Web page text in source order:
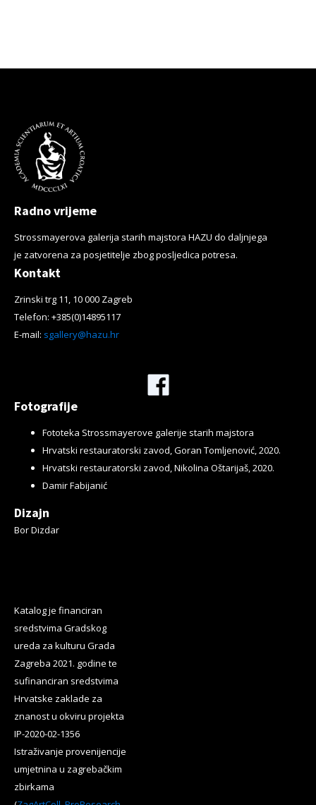
Radno vrijeme
Strossmayerova galerija starih majstora HAZU do daljnjega
je zatvorena za posjetitelje zbog posljedica potresa.
Kontakt
Zrinski trg 11, 10 000 Zagreb
Telefon: +385(0)14895117
E-mail: sgallery@hazu.hr
Fotografije
Fototeka Strossmayerove galerije starih majstora
Hrvatski restauratorski zavod, Goran Tomljenović, 2020.
Hrvatski restauratorski zavod, Nikolina Oštarijaš, 2020.
Damir Fabijanić
Dizajn
Bor Dizdar
Katalog je financiran
sredstvima Gradskog
ureda za kulturu Grada
Zagreba 2021. godine te
sufinanciran sredstvima
Hrvatske zaklade za
znanost u okviru projekta
IP-2020-02-1356
Istraživanje provenijencije
umjetnina u zagrebačkim
zbirkama